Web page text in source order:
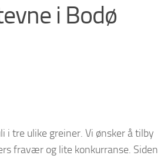
i Bodø
tre ulike greiner. Vi ønsker å tilby
fravær og lite konkurranse. Siden